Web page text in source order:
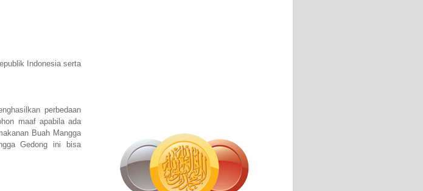
Indonesia serta
perbedaan
maaf apabila ada
Buah Mangga
Gedong ini bisa